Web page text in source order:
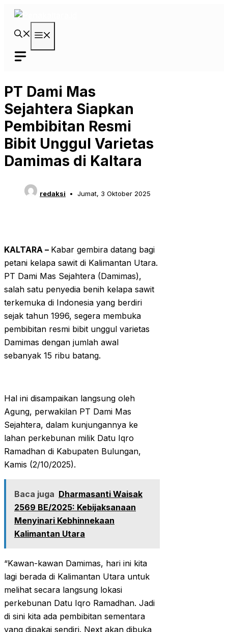
Langsung
PT Dami Mas
Sejahtera Siapkan
Pembibitan Resmi
Bibit Unggul Varietas
Damimas di Kaltara
redaksi Jumat, 3 Oktober 2025
KALTARA – Kabar gembira datang bagi
petani kelapa sawit di Kalimantan Utara.
PT Dami Mas Sejahtera (Damimas),
salah satu penyedia benih kelapa sawit
terkemuka di Indonesia yang berdiri
sejak tahun 1996, segera membuka
pembibitan resmi bibit unggul varietas
Damimas dengan jumlah awal
sebanyak 15 ribu batang.
Hal ini disampaikan langsung oleh
Agung, perwakilan PT Dami Mas
Sejahtera, dalam kunjungannya ke
lahan perkebunan milik Datu Iqro
Ramadhan di Kabupaten Bulungan,
Kamis (2/10/2025).
Baca juga Dharmasanti Waisak
2569 BE/2025: Kebijaksanaan
Menyinari Kebhinnekaan
Kalimantan Utara
“Kawan-kawan Damimas, hari ini kita
lagi berada di Kalimantan Utara untuk
melihat secara langsung lokasi
perkebunan Datu Iqro Ramadhan. Jadi
di sini kita ada pembibitan sementara
yang dipakai sendiri. Next akan dibuka